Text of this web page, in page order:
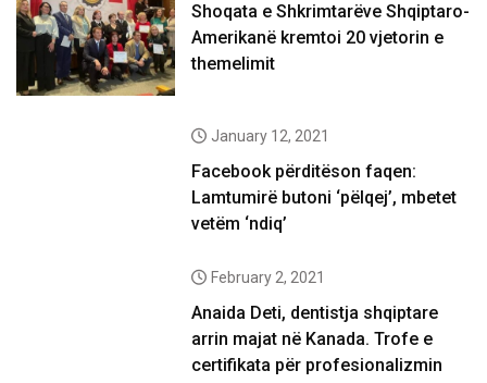
Shoqata e Shkrimtarëve Shqiptaro-
Amerikanë kremtoi 20 vjetorin e
themelimit
January 12, 2021
Facebook përditëson faqen:
Lamtumirë butoni ‘pëlqej’, mbetet
vetëm ‘ndiq’
February 2, 2021
Anaida Deti, dentistja shqiptare
arrin majat në Kanada. Trofe e
certifikata për profesionalizmin